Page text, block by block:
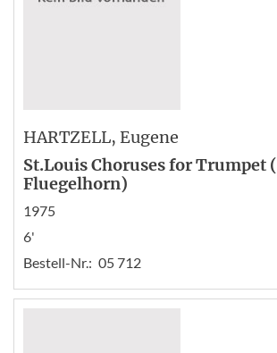
HARTZELL, Eugene
St.Louis Choruses for Trumpet
Fluegelhorn)
1975
6'
Bestell-Nr.: 05 712